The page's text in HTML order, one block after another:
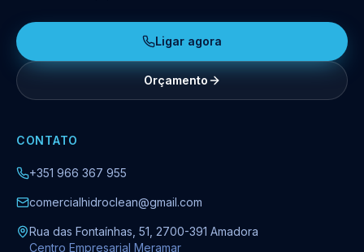
Ligar agora
Orçamento
CONTATO
+351 966 367 955
comercialhidroclean@gmail.com
Rua das Fontaínhas, 51, 2700-391 Amadora
Centro Empresarial Meramar